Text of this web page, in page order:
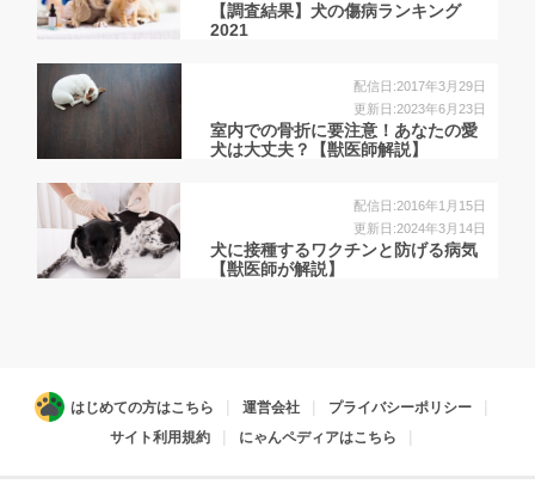
【調査結果】犬の傷病ランキング
2021
配信日:2017年3月29日
更新日:2023年6月23日
室内での骨折に要注意！あなたの愛
犬は大丈夫？【獣医師解説】
配信日:2016年1月15日
更新日:2024年3月14日
犬に接種するワクチンと防げる病気
【獣医師が解説】
はじめての方はこちら 運営会社
プライバシーポリシー
サイト利用規約
にゃんペディアはこちら